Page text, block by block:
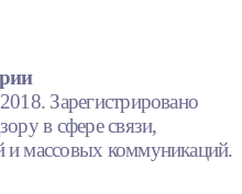
Зарегистрировано
в сфере связи,
массовых коммуникаций.